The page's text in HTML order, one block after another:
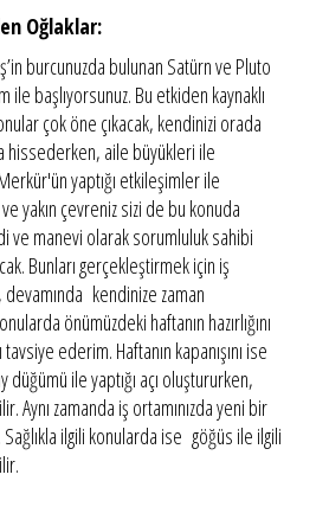
Oğlaklar:
burcunuzda bulunan Satürn ve Pluto
ile başlıyorsunuz. Bu etkiden kaynaklı
çok öne çıkacak, kendinizi orada
hissederken, aile büyükleri ile
yaptığı etkileşimler ile
yakın çevreniz sizi de bu konuda
ve manevi olarak sorumluluk sahibi
Bunları gerçekleştirmek için iş
kendinize zaman
önümüzdeki haftanın hazırlığını
ederim. Haftanın kapanışını ise
düğümü ile yaptığı açı oluştururken,
Aynı zamanda iş ortamınızda yeni bir
ilgili konularda ise göğüs ile ilgili